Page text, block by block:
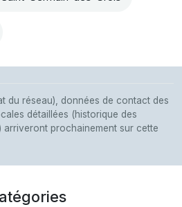
du réseau), données de contact des
détaillées (historique des
arriveront prochainement sur cette